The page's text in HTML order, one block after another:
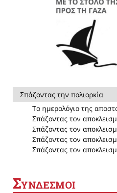
Σπάζοντας την πολιορκία
Το ημερολόγιο της
Σπάζοντας τον
Σπάζοντας τον
Σπάζοντας τον
Σπάζοντας τον
ΣΥΝΔΕΣΜΟΙ